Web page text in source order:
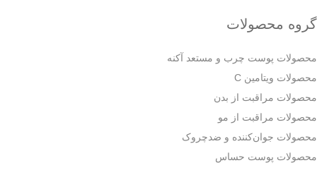
گروه محصولات
محصولات پوست چرب و مستعد آکنه
محصولات ویتامین C
محصولات مراقبت از بدن
محصولات مراقبت از مو
محصولات جوان‌کننده و ضدچروک
محصولات پوست حساس